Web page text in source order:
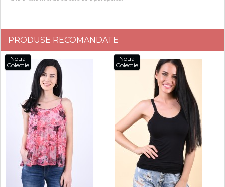
PRODUSE RECOMANDATE
Noua
Colectie
Noua
Colectie